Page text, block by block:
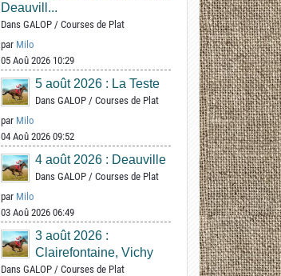
Deauvill...
Dans GALOP / Courses de Plat
par Milo
05 Aoû 2026 10:29
5 août 2026 : La Teste
Dans GALOP / Courses de Plat
par Milo
04 Aoû 2026 09:52
4 août 2026 : Deauville
Dans GALOP / Courses de Plat
par Milo
03 Aoû 2026 06:49
3 août 2026 :
Clairefontaine, Vichy
Dans GALOP / Courses de Plat